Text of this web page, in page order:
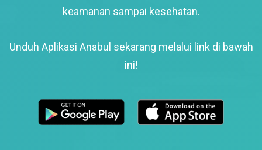
keamanan sampai kesehatan.
Unduh Aplikasi Anabul sekarang melalui link di bawah
ini!